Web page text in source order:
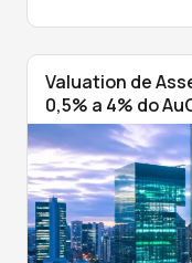
atividade
dados constam no
documenta 91
Valuation de
0,5% a 4% do